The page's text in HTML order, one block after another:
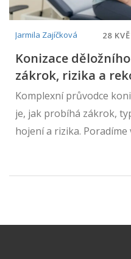
Jarmila Zajíčková 28
Konizace
zákrok, rizika a
Komplexní průvodce
je, jak probíhá zákrok,
hojení a rizika. Poradíme